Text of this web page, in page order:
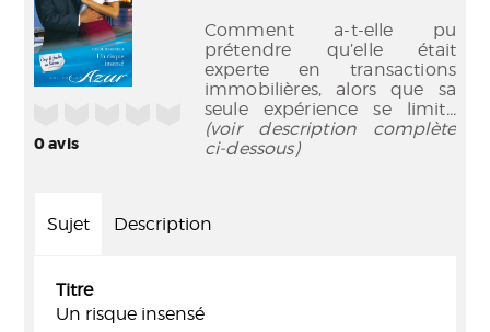
0avis
Comment a-t-elle pu
prétendre qu’elle était
experte en transactions
immobilières, alors que sa
seule expérience se limit...
(voir description complète
ci-dessous)
Sujet Description
Titre
Un risque insensé